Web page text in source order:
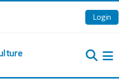
Login